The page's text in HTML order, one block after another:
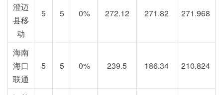
澄迈
县移
动
5 5 0% 272.12 271.82 271.968
海南
海口
联通
5 5 0% 239.5 186.34 210.824